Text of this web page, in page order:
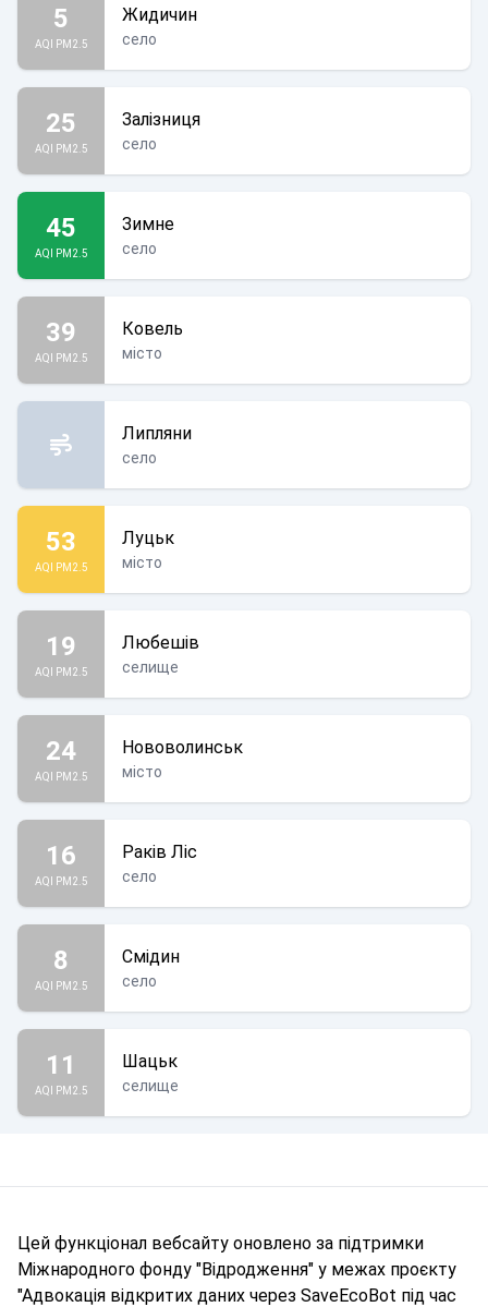
5
AQI PM2.5
Жидичин
село
25
AQI PM2.5
Залізниця
село
45
AQI PM2.5
Зимне
село
39
AQI PM2.5
Ковель
місто
Липляни
село
53
AQI PM2.5
Луцьк
місто
19
AQI PM2.5
Любешів
селище
24
AQI PM2.5
Нововолинськ
місто
16
AQI PM2.5
Раків Ліс
село
8
AQI PM2.5
Смідин
село
11
AQI PM2.5
Шацьк
селище
Цей функціонал вебсайту оновлено за підтримки
Міжнародного фонду "Відродження" у межах проєкту
"Адвокація відкритих даних через SaveEcoBot під час